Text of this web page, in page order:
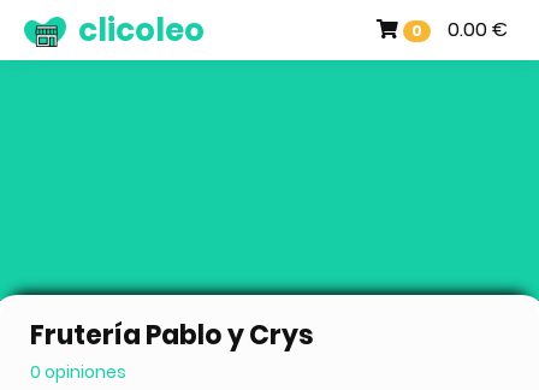
0 0.00 €
clicoleo
Frutería Pablo y Crys
0 opiniones